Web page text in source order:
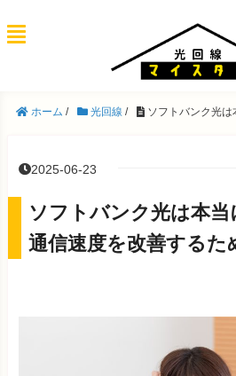
ホーム / 光回線 / ソフトバンク光
2025-06-23
ソフトバンク光は本
通信速度を改善するた